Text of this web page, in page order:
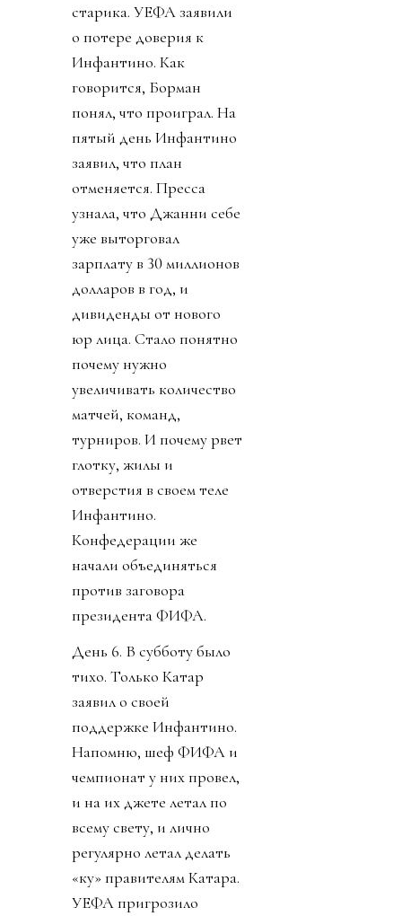
старика. УЕФА заявили
о потере доверия к
Инфантино. Как
говорится, Борман
понял, что проиграл. На
пятый день Инфантино
заявил, что план
отменяется. Пресса
узнала, что Джанни себе
уже выторговал
зарплату в 30 миллионов
долларов в год, и
дивиденды от нового
юр лица. Стало понятно
почему нужно
увеличивать количество
матчей, команд,
турниров. И почему рвет
глотку, жилы и
отверстия в своем теле
Инфантино.
Конфедерации же
начали объединяться
против заговора
президента ФИФА.
День 6. В субботу было
тихо. Только Катар
заявил о своей
поддержке Инфантино.
Напомню, шеф ФИФА и
чемпионат у них провел,
и на их джете летал по
всему свету, и лично
регулярно летал делать
«ку» правителям Катара.
УЕФА пригрозило